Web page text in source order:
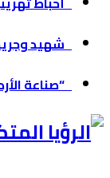
شهيد وجريح
“صناعة